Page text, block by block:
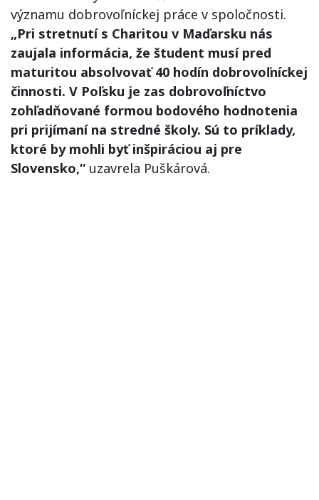
významu dobrovoľníckej práce v spoločnosti.
„Pri stretnutí s Charitou v Maďarsku nás
zaujala informácia, že študent musí pred
maturitou absolvovať 40 hodín dobrovoľníckej
činnosti. V Poľsku je zas dobrovoľníctvo
zohľadňované formou bodového hodnotenia
pri prijímaní na stredné školy. Sú to príklady,
ktoré by mohli byť inšpiráciou aj pre
Slovensko,“ uzavrela Puškárová.